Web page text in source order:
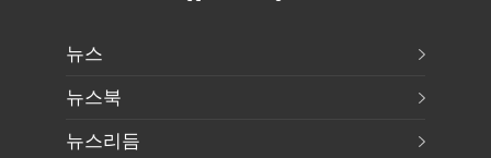
뉴스
뉴스북
뉴스리듬